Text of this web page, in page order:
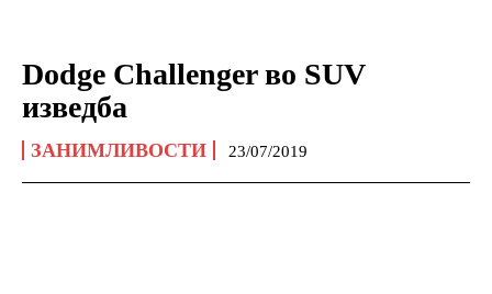
Dodge Challenger во SUV
изведба
ЗАНИМЛИВОСТИ 23/07/2019